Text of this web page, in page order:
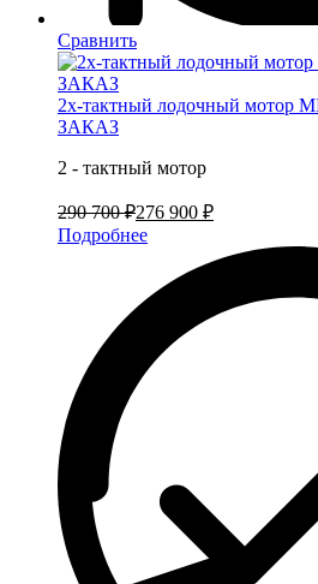
Сравнить
2х-тактный лодочный мотор
ЗАКАЗ
2 - тактный мотор
290 700 ₽276 900 ₽
Подробнее